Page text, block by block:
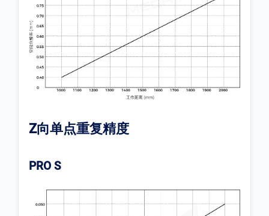
Z向单点重复精度
PRO S